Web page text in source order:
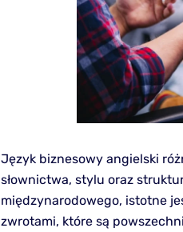
Język biznesowy angielski
słownictwa, stylu oraz
międzynarodowego, istotne
zwrotami, które są